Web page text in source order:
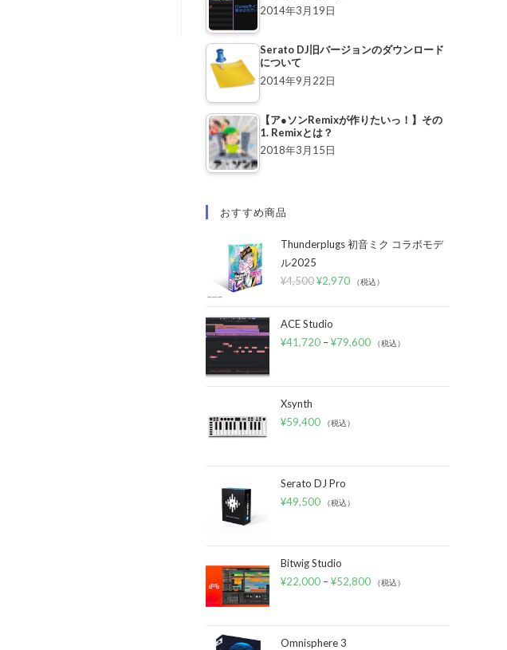
2014年3月19日
Serato DJ旧バージョンのダウンロード
について
2014年9月22日
【ア●ソンRemixが作りたいっ！】その
1. Remixとは？
2018年3月15日
おすすめ商品
Thunderplugs 初音ミク コラボモデ
ル2025
¥4,500¥2,970 （税込）
ACE Studio
¥41,720 –¥79,600 （税込）
Xsynth
¥59,400 （税込）
Serato DJ Pro
¥49,500 （税込）
Bitwig Studio
¥22,000 –¥52,800 （税込）
Omnisphere 3